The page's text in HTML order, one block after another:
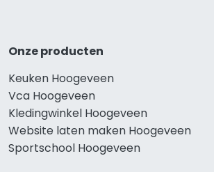
Onze producten
Keuken Hoogeveen
Vca Hoogeveen
Kledingwinkel Hoogeveen
Website laten maken Hoogeveen
Sportschool Hoogeveen